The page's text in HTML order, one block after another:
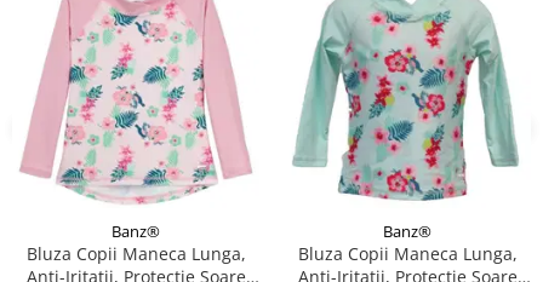
Banz®
Bluza Copii Maneca Lunga,
Anti-Iritatii, Protectie Soare
Banz®
Bluza Copii Maneca Lunga,
Anti-Iritatii, Protectie Soare